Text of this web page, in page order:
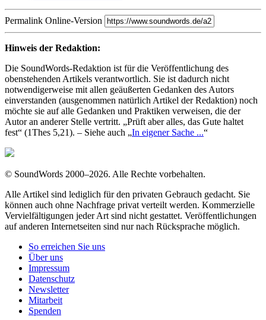
Permalink Online-Version
Hinweis der Redaktion:
Die SoundWords-Redaktion ist für die Veröffentlichung des
obenstehenden Artikels verantwortlich. Sie ist dadurch nicht
notwendigerweise mit allen geäußerten Gedanken des Autors
einverstanden (ausgenommen natürlich Artikel der Redaktion) noch
möchte sie auf alle Gedanken und Praktiken verweisen, die der
Autor an anderer Stelle vertritt. „Prüft aber alles, das Gute haltet
fest“ (1Thes 5,21). – Siehe auch „In eigener Sache ...“
© SoundWords 2000–2026. Alle Rechte vorbehalten.
Alle Artikel sind lediglich für den privaten Gebrauch gedacht. Sie
können auch ohne Nachfrage privat verteilt werden. Kommerzielle
Vervielfältigungen jeder Art sind nicht gestattet. Veröffentlichungen
auf anderen Internetseiten sind nur nach Rücksprache möglich.
So erreichen Sie uns
Über uns
Impressum
Datenschutz
Newsletter
Mitarbeit
Spenden